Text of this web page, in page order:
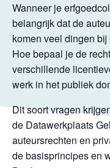
Wanneer je
belangrijk dat de
komen veel dingen
Hoe bepaal je de
verschillende
werk in het publiek
Dit soort vragen
de Datawerkplaats
auteursrechten en
de basisprincipes en